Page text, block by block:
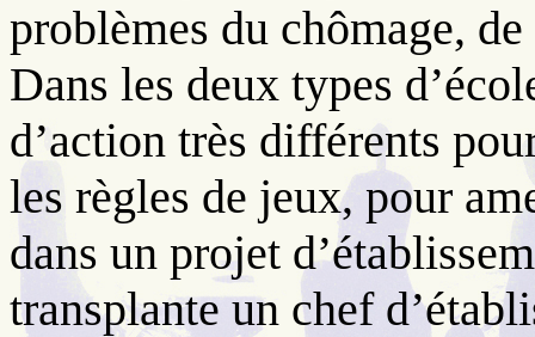
problèmes du chômage,
Dans les deux types
d’action très différents
les règles de jeux, pour
dans un projet
transplante un chef